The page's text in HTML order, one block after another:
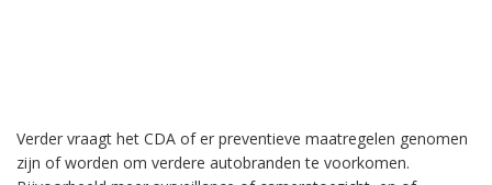
Verder vraagt het CDA of er preventieve maatregelen genomen
zijn of worden om verdere autobranden te voorkomen.